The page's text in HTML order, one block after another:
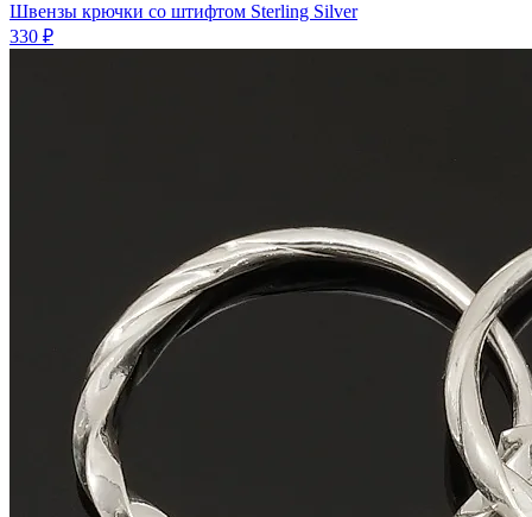
Швензы крючки со штифтом Sterling Silver
330 ₽